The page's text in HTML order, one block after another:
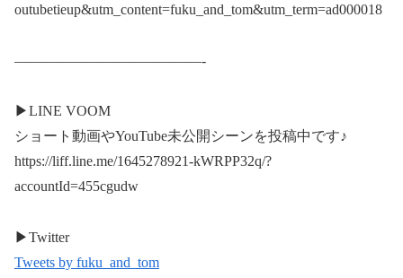
outubetieup&utm_content=fuku_and_tom&utm_term=ad000018
—————————————-
▶︎LINE VOOM
ショート動画やYouTube未公開シーンを投稿中です♪
https://liff.line.me/1645278921-kWRPP32q/?
accountId=455cgudw
▶︎Twitter
Tweets by fuku_and_tom